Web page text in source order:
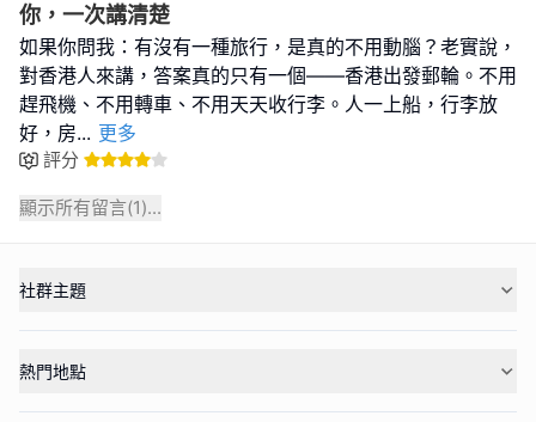
你，一次講清楚
如果你問我：有沒有一種旅行，是真的不用動腦？老實說，
對香港人來講，答案真的只有一個——香港出發郵輪。不用
趕飛機、不用轉車、不用天天收行李。人一上船，行李放
好，房... 更多
評分
顯示所有留言(1)...
社群主題
熱門地點